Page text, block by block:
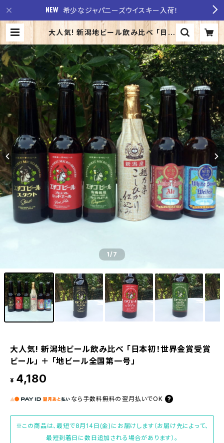
希少なジャパニーズウイスキー入荷！
大人気! 新潟地ビール飲み比べ 「日本
初！世界金賞受賞ビール」 ＋ 「地ビー
ル全国第一号」 | 至福の酒 稲田酒
店
1/7
大人気! 新潟地ビール飲み比べ 「日本初！世界金賞受賞
ビール」 ＋ 「地ビール全国第一号」
¥ 4,180
なら 手数料無料の 翌月払いでOK
※この商品は、最短で8月14日(金)にお届けします（お届け先によって、
最短到着日に数日追加される場合があります）。